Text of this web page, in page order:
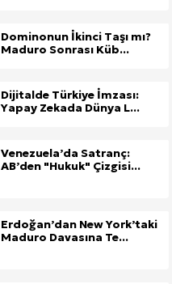
Dominonun İkinci Taşı mı?
Maduro Sonrası Küb...
Dijitalde Türkiye İmzası:
Yapay Zekada Dünya L...
Venezuela’da Satranç:
AB’den "Hukuk" Çizgisi...
Erdoğan’dan New York’taki
Maduro Davasına Te...